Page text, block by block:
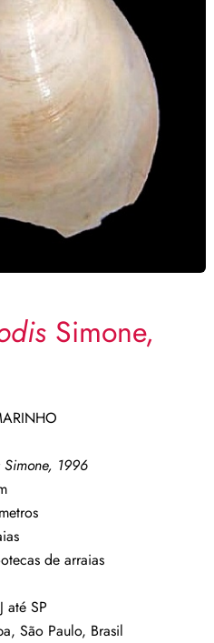
Simone,
1996
de arraias
até SP
São Paulo, Brasil